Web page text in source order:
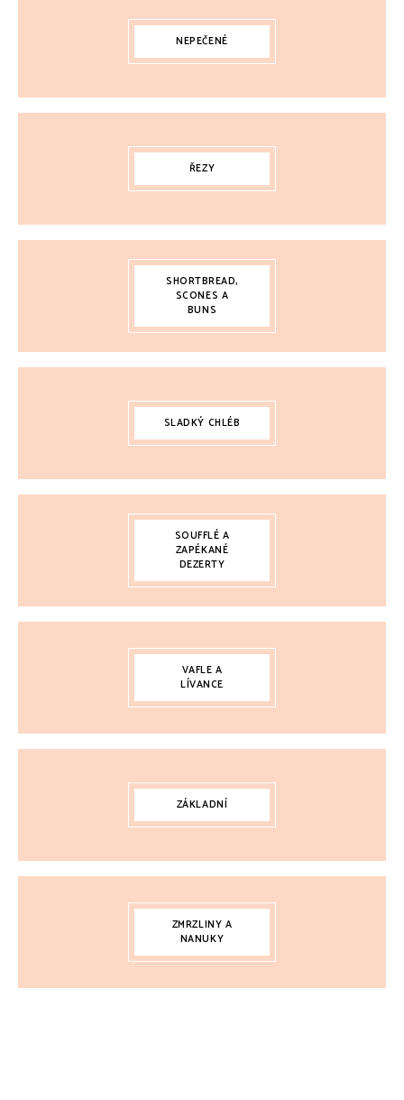
NEPEČENÉ
ŘEZY
SHORTBREAD,
SCONES A
BUNS
SLADKÝ CHLÉB
SOUFFLÉ A
ZAPÉKANÉ
DEZERTY
VAFLE A
LÍVANCE
ZÁKLADNÍ
ZMRZLINY A
NANUKY